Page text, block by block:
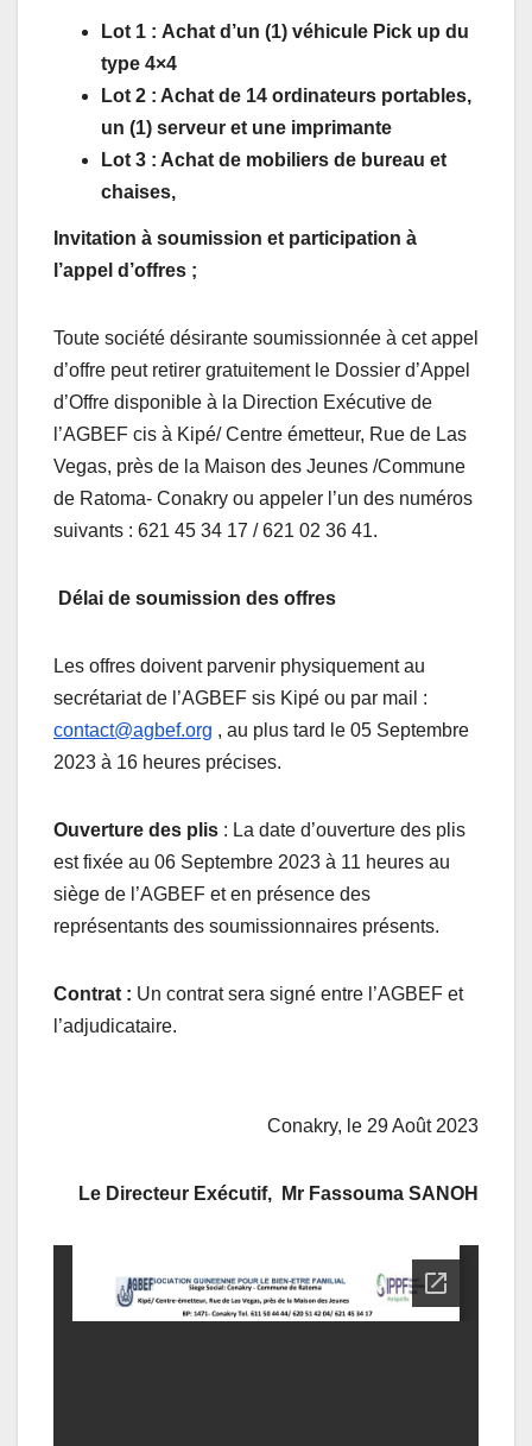
Lot 1 : Achat d’un (1) véhicule Pick up du
type 4×4
Lot 2 : Achat de 14 ordinateurs portables,
un (1) serveur et une imprimante
Lot 3 : Achat de mobiliers de bureau et
chaises,
Invitation à soumission et participation à
l’appel d’offres ;
Toute société désirante soumissionnée à cet appel
d’offre peut retirer gratuitement le Dossier d’Appel
d’Offre disponible à la Direction Exécutive de
l’AGBEF cis à Kipé/ Centre émetteur, Rue de Las
Vegas, près de la Maison des Jeunes /Commune
de Ratoma- Conakry ou appeler l’un des numéros
suivants : 621 45 34 17 / 621 02 36 41.
Délai de soumission des offres
Les offres doivent parvenir physiquement au
secrétariat de l’AGBEF sis Kipé ou par mail :
contact@agbef.org , au plus tard le 05 Septembre
2023 à 16 heures précises.
Ouverture des plis : La date d’ouverture des plis
est fixée au 06 Septembre 2023 à 11 heures au
siège de l’AGBEF et en présence des
représentants des soumissionnaires présents.
Contrat : Un contrat sera signé entre l’AGBEF et
l’adjudicataire.
Conakry, le 29 Août 2023
Le Directeur Exécutif, Mr Fassouma SANOH